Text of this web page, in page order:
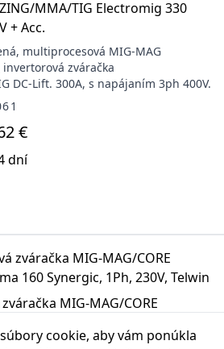
MMA/TIG Electromig 330
+ Acc.
multiprocesová MIG-MAG
zváračka
DC-Lift. 300A, s napájaním 3ph 400V.
€
dní
MIG-MAG/CORE
cookie, aby vám ponúkla